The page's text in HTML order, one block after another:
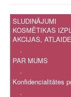
SLUDINĀJUMI
KOSMĒTIKAS
AKCIJAS,
.
PAR MUMS
.
Konfidencialitātes
.